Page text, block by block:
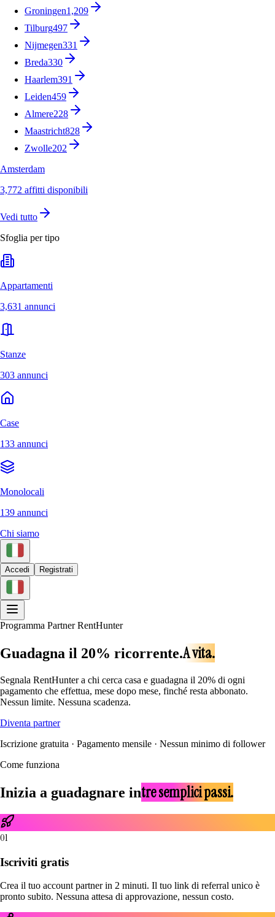
Groningen1,209
Tilburg497
Nijmegen331
Breda330
Haarlem391
Leiden459
Almere228
Maastricht828
Zwolle202
Amsterdam
3,772 affitti disponibili
Vedi tutto
Sfoglia per tipo
Appartamenti
3,631 annunci
Stanze
303 annunci
Case
133 annunci
Monolocali
139 annunci
Chi siamo
Accedi Registrati
Programma Partner RentHunter
Guadagna il 20% ricorrente.A vita.
Segnala RentHunter a chi cerca casa e guadagna il 20% di ogni
pagamento che effettua, mese dopo mese, finché resta abbonato.
Nessun limite. Nessuna scadenza.
Diventa partner
Iscrizione gratuita · Pagamento mensile · Nessun minimo di follower
Come funziona
Inizia a guadagnare intre semplici passi.
01
Iscriviti gratis
Crea il tuo account partner in 2 minuti. Il tuo link di referral unico è
pronto subito. Nessuna attesa di approvazione, nessun costo.